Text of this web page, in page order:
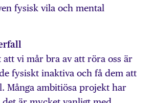
fysisk vila och mental
att vi mår bra av att röra oss är
fysiskt inaktiva och få dem att
Många ambitiösa projekt har